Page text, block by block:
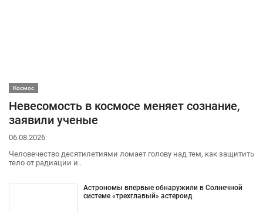
Космос
Невесомость в космосе меняет сознание,
заявили ученые
06.08.2026
Человечество десятилетиями ломает голову над тем, как защитить
тело от радиации и..
Астрономы впервые обнаружили в Солнечной
системе «трехглавый» астероид